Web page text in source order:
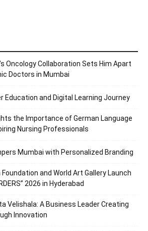
Oncology Collaboration Sets Him Apart
Doctors in Mumbai
Education and Digital Learning Journey
the Importance of German Language
Nursing Professionals
Mumbai with Personalized Branding
and World Art Gallery Launch
2026 in Hyderabad
Velishala: A Business Leader Creating
Innovation